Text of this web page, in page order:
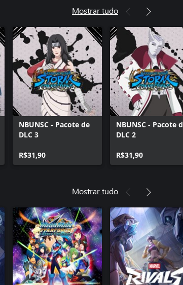
Mostrar tudo
NBUNSC - Pacote de
DLC 3
R$31,90
NBUNSC - Pacote
DLC 2
R$31,90
Mostrar tudo